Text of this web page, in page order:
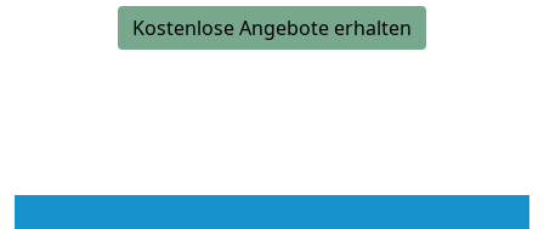
Kostenlose Angebote erhalten